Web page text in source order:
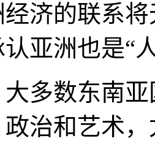
济的联系
亚洲也是“
大多数东南
治和艺术